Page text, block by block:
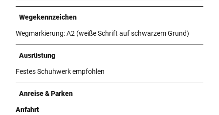
Wegekennzeichen
Wegmarkierung: A2 (weiße Schrift auf schwarzem Grund)
Ausrüstung
Festes Schuhwerk empfohlen
Anreise & Parken
Anfahrt